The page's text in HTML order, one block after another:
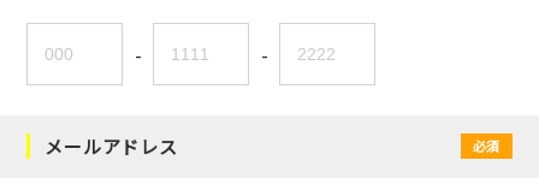
- -
メールアドレス 必須